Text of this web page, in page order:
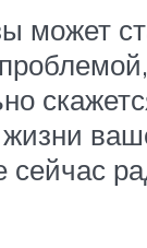
может
сейчас